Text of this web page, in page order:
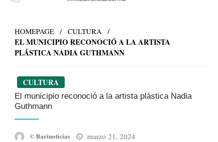
HOMEPAGE CULTURA
EL MUNICIPIO RECONOCIÓ A LA ARTISTA
PLÁSTICA NADIA GUTHMANN
CULTURA
El municipio reconoció a la artista plástica Nadia
Guthmann
© Barinoticias
Posted
marzo 21, 2024